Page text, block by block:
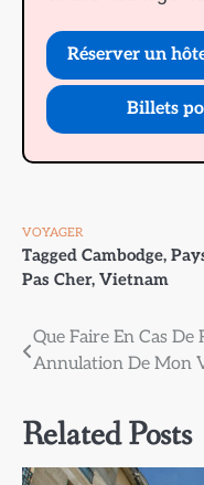
Réserver un
Billets
VOYAGER
Tagged Cambodge,
Pas Cher, Vietnam
Navigation
l’article
Que Faire En Cas De
Annulation De Mon
Related Posts